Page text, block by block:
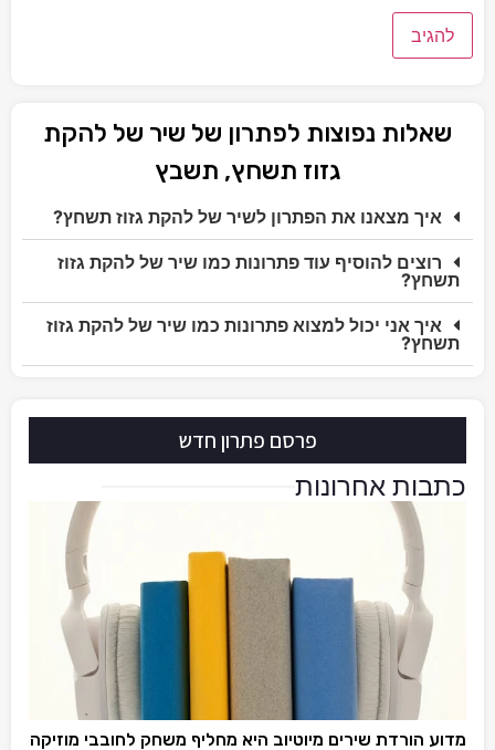
שאלות נפוצות לפתרון של שיר של להקת
גזוז תשחץ, תשבץ
איך מצאנו את הפתרון לשיר של להקת גזוז תשחץ?
רוצים להוסיף עוד פתרונות כמו שיר של להקת גזוז
תשחץ?
איך אני יכול למצוא פתרונות כמו שיר של להקת גזוז
תשחץ?
פרסם פתרון חדש
כתבות אחרונות
מדוע הורדת שירים מיוטיוב היא מחליף משחק לחובבי מוזיקה